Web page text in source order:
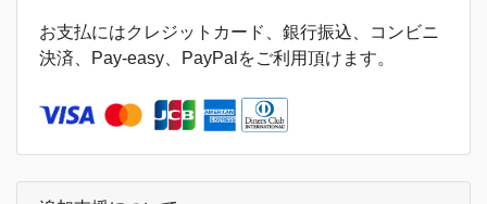
お支払にはクレジットカード、銀行振込、コンビニ
決済、Pay-easy、PayPalをご利用頂けます。